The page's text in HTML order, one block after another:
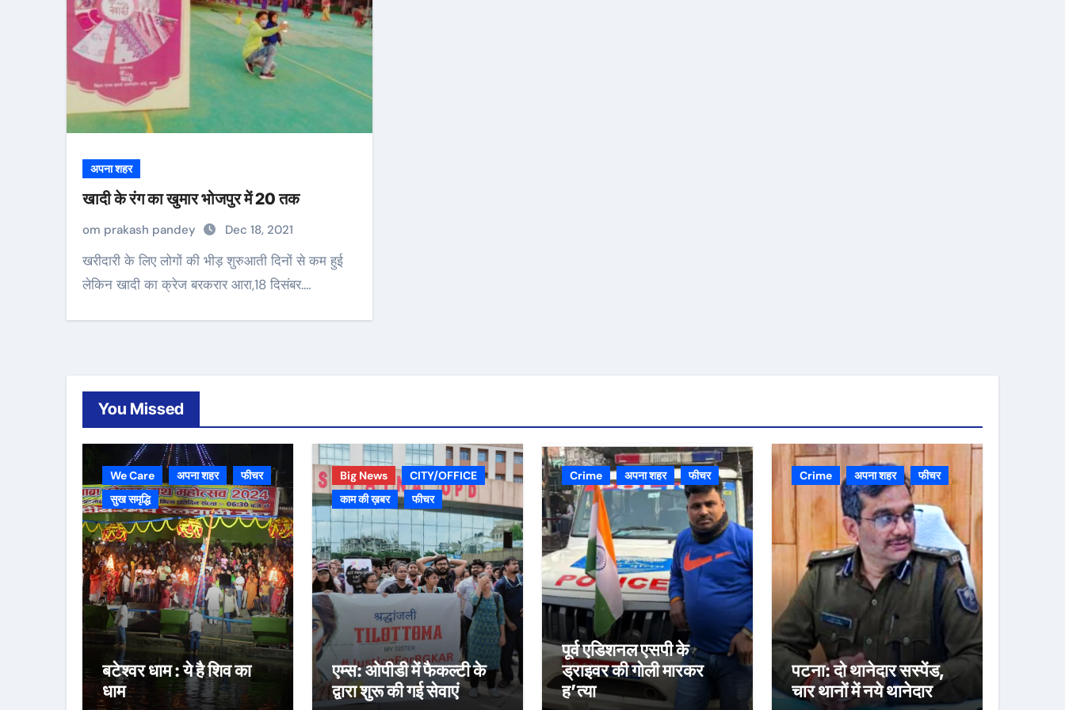
अपना शहर
खादी के रंग का खुमार भोजपुर में 20 तक
om prakash pandey Dec 18, 2021
खरीदारी के लिए लोगों की भीड़ शुरुआती दिनों से कम हुई
लेकिन खादी का क्रेज बरकरार आरा,18 दिसंबर.…
You Missed
We Care अपना शहर
फीचर
सुख समृद्धि
बटेश्वर धाम : ये है शिव का
धाम
Big News
CITY/OFFICE
काम की ख़बर
फीचर
एम्स: ओपीडी में फैकल्टी के
द्वारा शुरू की गई सेवाएं
Crime अपना शहर फीचर
पूर्व एडिशनल एसपी के
ड्राइवर की गोली मारकर
ह’त्या
Crime अपना शहर फीचर
पटना: दो थानेदार सस्पेंड,
चार थानों में नये थानेदार